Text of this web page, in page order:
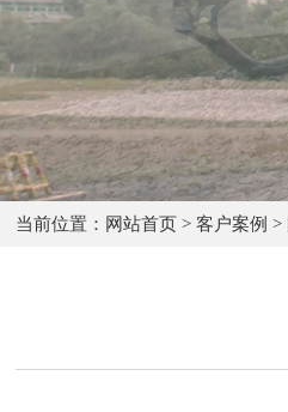
当前位置： 网站首页 >客户案例 >